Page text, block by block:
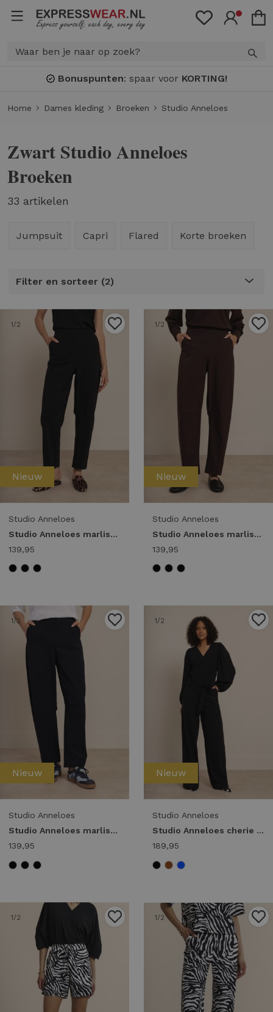
Bonuspunten: spaar voor KORTING!
Home Dames kleding Broeken Studio Anneloes
Zwart Studio Anneloes
Broeken
33 artikelen
Jumpsuit Capri Flared Korte broeken
Filter en sorteer 2
1/2
Nieuw
Studio Anneloes
Studio Anneloes marlise barrel trousers 94861 Broek 9000 black
139,95
1/2
Nieuw
Studio Anneloes
Studio Anneloes marlise barrel trousers 94861 Broek 8700 espresso
139,95
1/2
Nieuw
Studio Anneloes
Studio Anneloes marlise barrel trousers 94861 Broek 6900 dark blue
139,95
1/2
Nieuw
Studio Anneloes
Studio Anneloes cherie jumpsuit 94854 Jumpsuit 9000 black
189,95
1/2 1/2